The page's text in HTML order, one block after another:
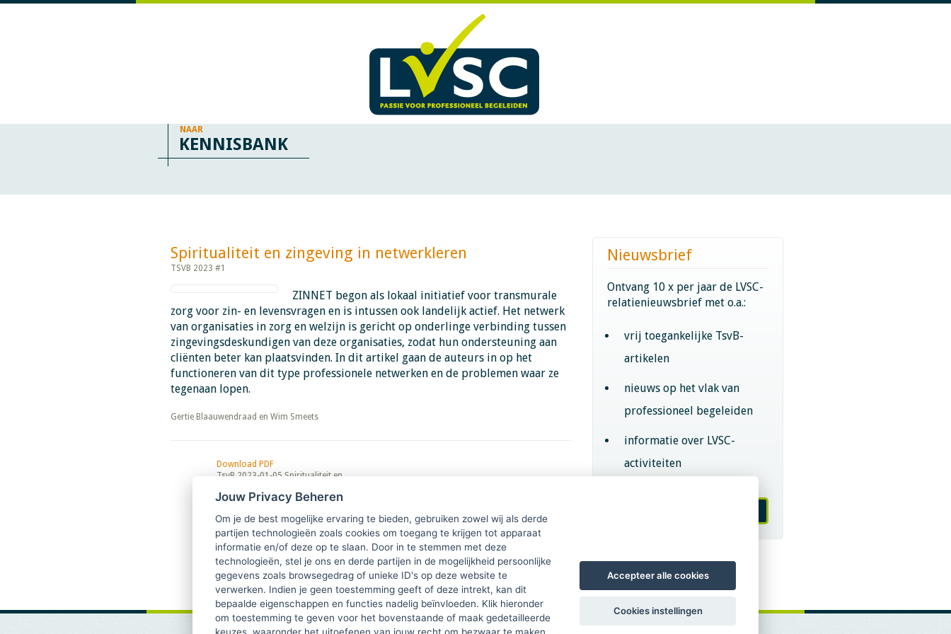
NAAR
KENNISBANK
Spiritualiteit en zingeving in netwerkleren​​​​​​
TSVB 2023 #1
ZINNET begon als lokaal initiatief voor transmurale
zorg voor zin- en levensvragen en is intussen ook landelijk actief. Het netwerk
van organisaties in zorg en welzijn is gericht op onderlinge verbinding tussen
zingevingsdeskundigen van deze organisaties, zodat hun ondersteuning aan
cliënten beter kan plaatsvinden. In dit artikel gaan de auteurs in op het
functioneren van dit type professionele netwerken en de problemen waar ze
tegenaan lopen.
​​​​​​​Gertie Blaauwendraad en Wim Smeets
Download PDF
TsvB 2023-01-05 Spiritualiteit en
Nieuwsbrief
Ontvang 10 x per jaar de LVSC-
relatienieuwsbrief met o.a.:
vrij toegankelijke TsvB-
artikelen
nieuws op het vlak van
professioneel begeleiden
informatie over LVSC-
activiteiten
Jouw Privacy Beheren
Om je de best mogelijke ervaring te bieden, gebruiken zowel wij als derde
partijen technologieën zoals cookies om toegang te krijgen tot apparaat
informatie en/of deze op te slaan. Door in te stemmen met deze
technologieën, stel je ons en derde partijen in de mogelijkheid persoonlijke
gegevens zoals browsegedrag of unieke ID's op deze website te
verwerken. Indien je geen toestemming geeft of deze intrekt, kan dit
bepaalde eigenschappen en functies nadelig beïnvloeden. Klik hieronder
om toestemming te geven voor het bovenstaande of maak gedetailleerde
Accepteer alle cookies
Cookies instellingen